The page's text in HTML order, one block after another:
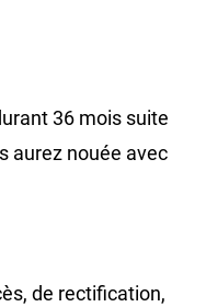
36 mois suite
aurez nouée avec
de rectification,